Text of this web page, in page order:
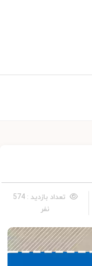
تعداد بازدید : 574
نفر